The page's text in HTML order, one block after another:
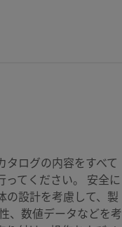
はリバース・フロー型ボデ
タログの内容をすべて
てください。 安全に
の設計を考慮して、製
、数値データなどを考